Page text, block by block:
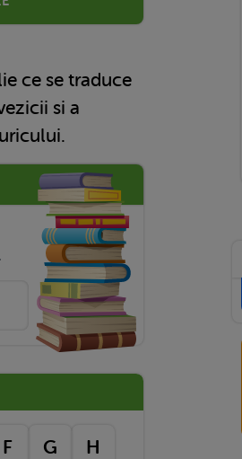
ce se traduce
si a
F G H